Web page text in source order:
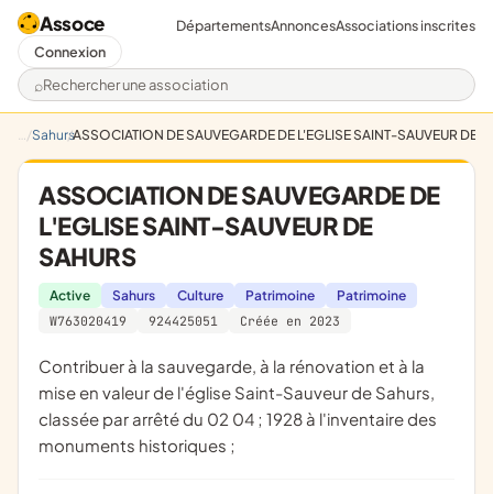
Assoce
Rechercher une association
DépartementsAnnoncesAssociations inscrites
Connexion
SahursASSOCIATION DE SAUVEGARDE DE L'EGLISE SAINT-SAUVEUR DE
ASSOCIATION DE SAUVEGARDE DE
L'EGLISE SAINT-SAUVEUR DE
SAHURS
Active Sahurs Culture Patrimoine
Patrimoine
W763020419
924425051 Créée en 2023
contribuer à la sauvegarde, à la rénovation et à la
mise en valeur de l'église Saint-Sauveur de Sahurs,
classée par arrêté du 02 04 ; 1928 à l'inventaire des
monuments historiques ;